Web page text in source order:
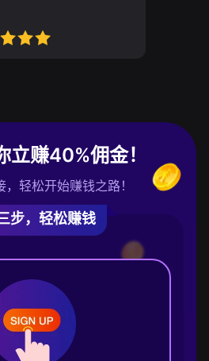
立赚40%佣金！
轻松开始赚钱之路！
步，轻松赚钱